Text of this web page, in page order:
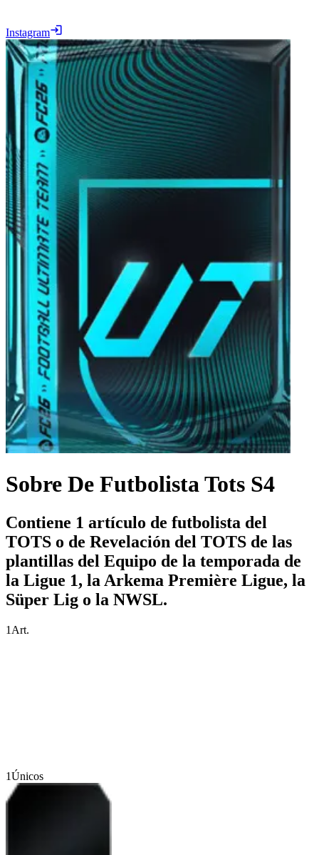
Instagram
Sobre De Futbolista Tots S4
Contiene 1 artículo de futbolista del
TOTS o de Revelación del TOTS de las
plantillas del Equipo de la temporada de
la Ligue 1, la Arkema Première Ligue, la
Süper Lig o la NWSL.
1 Art.
1Únicos